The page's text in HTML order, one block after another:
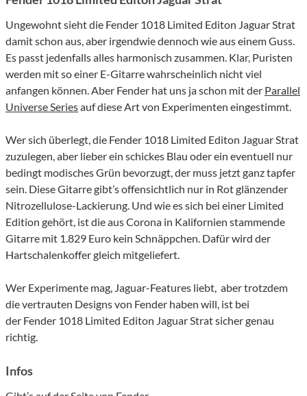
Ungewohnt sieht die Fender 1018 Limited Editon Jaguar Strat
damit schon aus, aber irgendwie dennoch wie aus einem Guss.
Es passt jedenfalls alles harmonisch zusammen. Klar, Puristen
werden mit so einer E-Gitarre wahrscheinlich nicht viel
anfangen können. Aber Fender hat uns ja schon mit der Parallel
Universe Seriesauf diese Art von Experimenten eingestimmt.
Wer sich überlegt, die Fender 1018 Limited Editon Jaguar Strat
zuzulegen, aber lieber ein schickes Blau oder ein eventuell nur
bedingt modisches Grün bevorzugt, der muss jetzt ganz tapfer
sein. Diese Gitarre gibt’s offensichtlich nur in Rot glänzender
Nitrozellulose-Lackierung. Und wie es sich bei einer Limited
Edition gehört, ist die aus Corona in Kalifornien stammende
Gitarre mit 1.829 Euro kein Schnäppchen. Dafür wird der
Hartschalenkoffer gleich mitgeliefert.
Wer Experimente mag, Jaguar-Features liebt, aber trotzdem
die vertrauten Designs von Fender haben will, ist bei
der Fender 1018 Limited Editon Jaguar Strat sicher genau
richtig.
Infos